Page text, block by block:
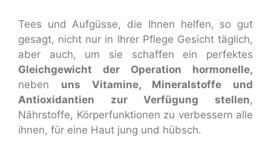
Tees und Aufgüsse, die Ihnen helfen, so gut
gesagt, nicht nur in Ihrer Pflege Gesicht täglich,
aber auch, um sie schaffen ein perfektes
Gleichgewicht der Operation hormonelle,
neben uns Vitamine, Mineralstoffe und
Antioxidantien zur Verfügung stellen,
Nährstoffe, Körperfunktionen zu verbessern alle
ihnen, für eine Haut jung und hübsch.